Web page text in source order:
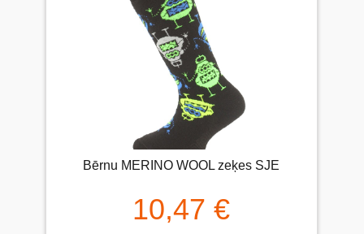
Bērnu MERINO WOOL zeķes SJE
10,47 €